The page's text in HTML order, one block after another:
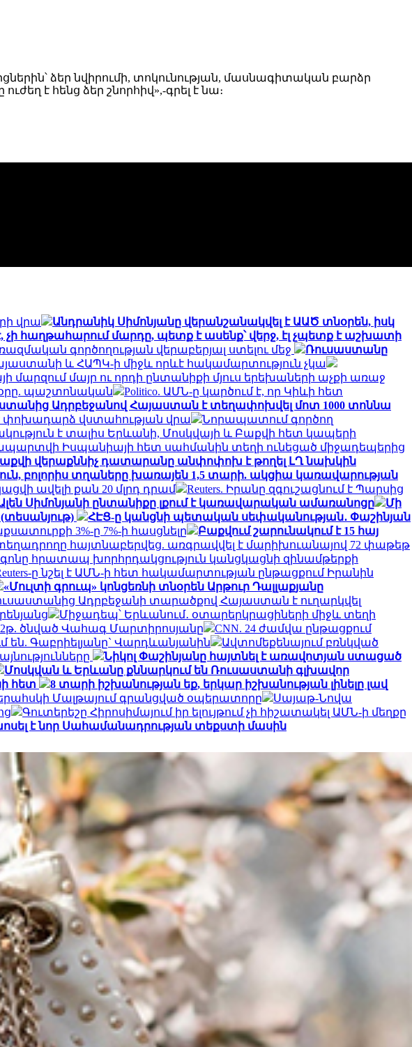
ձեր նվիրումի, տոկունության, մասնագիտական բարձր
է հենց ձեր շնորհիվ»,-գրել է նա։
վրա
Անդրանիկ Սիմոնյանը վերանշանակվել է ԱԱԾ տնօրեն, իսկ
հաղթահարում մարդը, պետք է ասենք՝ վերջ, էլ չպետք է աշխատի
գործողության վերաբերյալ ստելու մեջ
Ռուսաստանը
և ՀԱՊԿ-ի միջև որևէ հակամարտություն չկա
մարզում մայր ու որդի ընտանիքի մյուս երեխաների աչքի առաջ
օրը. պաշտոնական
Politico. ԱՄՆ-ը կարծում է, որ Կիևի հետ
Ադրբեջանով Հայաստան է տեղափոխվել մոտ 1000 տոննա
փոխադարձ վստահության վրա
Նորապատում գործող
է տալիս Երևանի, Մոսկվայի և Բաքվի հետ կապերի
Իսպանիայի հետ սահմանին տեղի ունեցած միջադեպերից
վերաքննիչ դատարանը անփոփոխ է թողել ԼՂ նախկին
բոլորիս տղաները խառայեն 1,5 տարի. ակցիա կառավարության
ավելի քան 20 մլրդ դրամ
Reuters. Իրանը զգուշացնում է Պարսից
Սիմոնյանի ընտանիքը լքում է կառավարական ամառանոցը
Մի
ՀԷՑ-ը կանցնի պետական սեփականության․ Փաշինյան
3%-ը 7%-ի հասցնելը
Բաքվում շարունակում է 15 հայ
հայտնաբերվեց. առգրավվել է մարիխուանայով 72 փաթեթ
հրատապ խորհրդակցություն կանցկացնի զինամթերքի
ը նշել է ԱՄՆ-ի հետ հակամարտության ընթացքում Իրանին
«Մուլտի գրուպ» կոնցեռնի տնօրեն Արթուր Դալլաքյանը
Ադրբեջանի տարածքով Հայաստան է ուղարկվել
Միջադեպ՝ Երևանում․ օտարերկրացիների միջև տեղի
ծնված Վահագ Մարտիրոսյանը
CNN. 24 ժամվա ընթացքում
են. Գաբրիելյանը` Վարդևանյանին
Ավտոմեքենայում բռնկված
Նիկոլ Փաշինյանը հայտնել է առավոտյան ստացած
Մոսկվան և Երևանը քննարկում են Ռուսաստանի գլխավոր
հետ
8 տարի իշխանության եք, երկար իշխանության լինելը լավ
Մալթայում գրանցված օպերատորը
Սայաթ-Նովա
Գուտերեշը Հիրոսիմայում իր ելույթում չի հիշատակել ԱՄՆ-ի մեղքը
է նոր Սահամանադրության տեքստի մասին